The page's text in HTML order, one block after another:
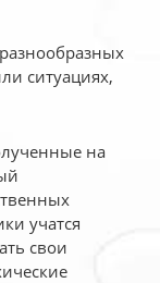
ситуациях,
на
учатся
свои